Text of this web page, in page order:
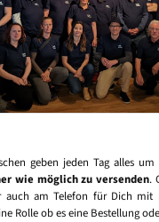
geben jeden Tag alles um
wie möglich zu versenden.
auch am Telefon für Dich mit
Rolle ob es eine Bestellung